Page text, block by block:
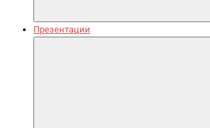
Презентации